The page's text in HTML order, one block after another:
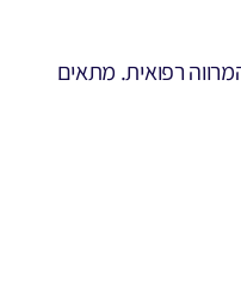
רפואית. מתאים